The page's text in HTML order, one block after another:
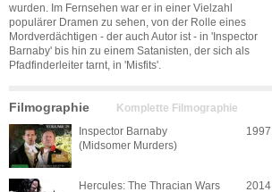
wurden. Im Fernsehen war er in einer Vielzahl
populärer Dramen zu sehen, von der Rolle eines
Mordverdächtigen - der auch Autor ist - in 'Inspector
Barnaby' bis hin zu einem Satanisten, der sich als
Pfadfinderleiter tarnt, in 'Misfits'.
Filmographie Komplette Filmographie
Inspector Barnaby
(Midsomer Murders)
1997
Hercules: The Thracian Wars 2014